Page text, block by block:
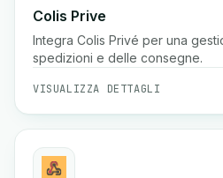
Colis Prive
Integra Colis Privé per una
spedizioni e delle consegne.
VISUALIZZA DETTAGLI